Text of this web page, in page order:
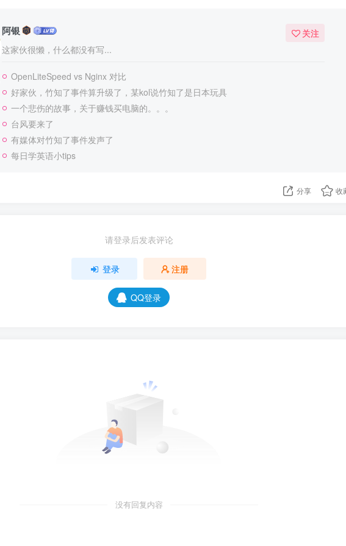
阿银
这家伙很懒，什么都没有写...
关注
OpenLiteSpeed vs Nginx 对比
好家伙，竹知了事件算升级了，某kol说竹知了是日本玩具
一个悲伤的故事，关于赚钱买电脑的。。。
台风要来了
有媒体对竹知了事件发声了
每日学英语小tips
分享 收
请登录后发表评论
登录 注册
QQ登录
没有回复内容